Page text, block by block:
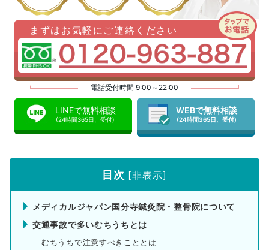
まずはお気軽にご連絡ください
電話受付時間 9:00～22:00
LINEで無料相談
(24時間365日、受付)
WEBで無料相談
(24時間365日、受付)
目次 [非表示]
メディカルジャパン国分寺鍼灸院・整骨院について
交通事故で多いむちうちとは
むちうちで注意すべきこととは